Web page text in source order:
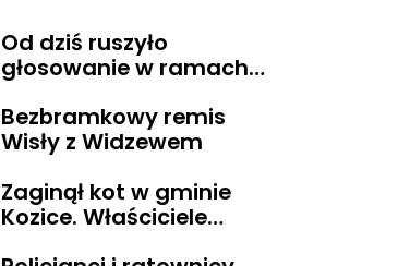
Od dziś ruszyło
głosowanie w ramach
Obywatelskiego
Mazowsza
Bezbramkowy remis
Wisły z Widzewem
Zaginął kot w gminie
Kozice. Właściciele